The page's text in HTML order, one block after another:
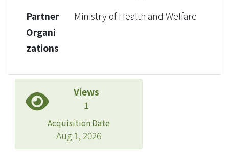
Partner
Organi
zations
Ministry of Health and Welfare
Views
1
Acquisition Date
Aug 1, 2026